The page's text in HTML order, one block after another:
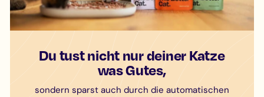
Du tust nicht nur deiner Katze
was Gutes,
sondern sparst auch durch die automatischen